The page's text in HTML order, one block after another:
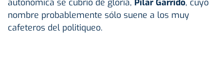
autonómica se cubrió de gloria, Pilar Garrido, cuyo
nombre probablemente sólo suene a los muy
cafeteros del politiqueo.